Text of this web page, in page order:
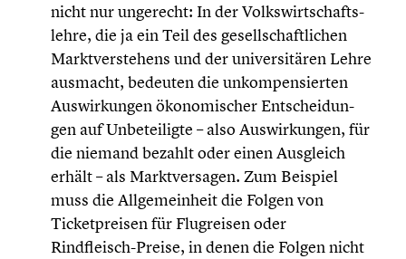
nicht nur ungerecht: In der Volks­wirt­schafts­
lehre, die ja ein Teil des gesell­schaft­li­chen
Markt­ver­ste­hens und der univer­si­tä­ren Lehre
ausmacht, bedeuten die unkom­pen­sier­ten
Auswir­kun­gen ökono­mi­scher Entschei­dun­
gen auf Unbetei­ligte – also Auswir­kun­gen, für
die niemand bezahlt oder einen Ausgleich
erhält – als Markt­ver­sa­gen. Zum Beispiel
muss die Allge­mein­heit die Folgen von
Ticket­prei­sen für Flugrei­sen oder
Rindfleisch-Preise, in denen die Folgen nicht